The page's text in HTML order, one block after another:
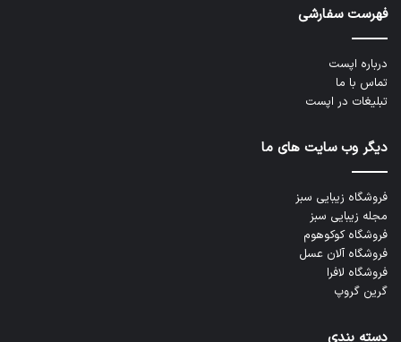
فهرست سفارشی
درباره اپست
تماس با ما
تبلیغات در اپست
دیگر وب سایت های ما
فروشگاه زیبایی سبز
مجله زیبایی سبز
فروشگاه کوکوهوم
فروشگاه آلان عسل
فروشگاه لافرا
گرین گروپ
دسته بندی